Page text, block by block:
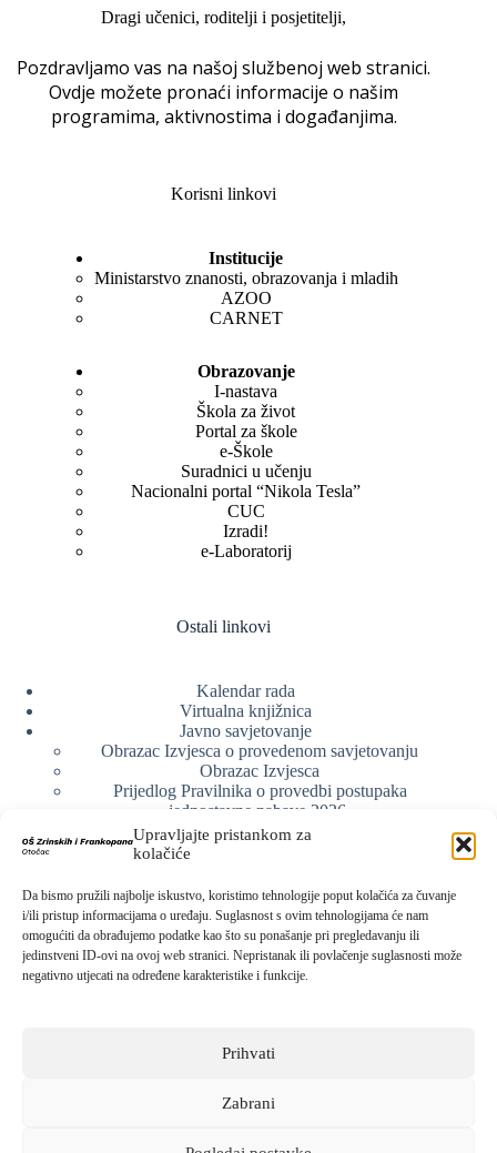
Upravljajte pristankom za
kolačiće
Da bismo pružili najbolje iskustvo, koristimo tehnologije poput kolačića za čuvanje
i/ili pristup informacijama o uređaju. Suglasnost s ovim tehnologijama će nam
omogućiti da obrađujemo podatke kao što su ponašanje pri pregledavanju ili
jedinstveni ID-ovi na ovoj web stranici. Nepristanak ili povlačenje suglasnosti može
negativno utjecati na određene karakteristike i funkcije.
Prihvati
Zabrani
Dragi učenici, roditelji i posjetitelji,
Pozdravljamo vas na našoj službenoj web stranici.
Ovdje možete pronaći informacije o našim
programima, aktivnostima i događanjima.
Korisni linkovi
Institucije
Ministarstvo znanosti, obrazovanja i mladih
AZOO
CARNET
Obrazovanje
I-nastava
Škola za život
Portal za škole
e-Škole
Suradnici u učenju
Nacionalni portal “Nikola Tesla”
CUC
Izradi!
e-Laboratorij
Ostali linkovi
Kalendar rada
Virtualna knjižnica
Javno savjetovanje
Obrazac Izvjesca o provedenom savjetovanju
Obrazac Izvjesca
Prijedlog Pravilnika o provedbi postupaka
jednostavne nabave 2026.
Obrazlozenje uz prijedlog Pravilnika o provedbi
postupka jednostavne nabave
Web arhiva
Politika o zaštiti privatnosti
Kralja Zvonimira 15, 53220 Otočac
053 771-019